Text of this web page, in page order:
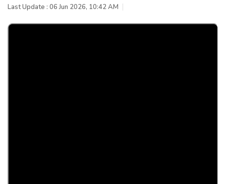
Last Update : 06 Jun 2026, 10:42 AM